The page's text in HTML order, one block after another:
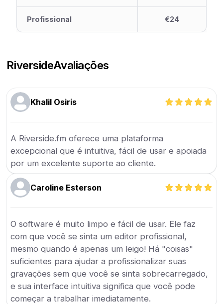
Profissional €24
RiversideAvaliações
Khalil Osiris
A Riverside.fm oferece uma plataforma
excepcional que é intuitiva, fácil de usar e apoiada
por um excelente suporte ao cliente.
Caroline Esterson
O software é muito limpo e fácil de usar. Ele faz
com que você se sinta um editor profissional,
mesmo quando é apenas um leigo! Há "coisas"
suficientes para ajudar a profissionalizar suas
gravações sem que você se sinta sobrecarregado,
e sua interface intuitiva significa que você pode
começar a trabalhar imediatamente.